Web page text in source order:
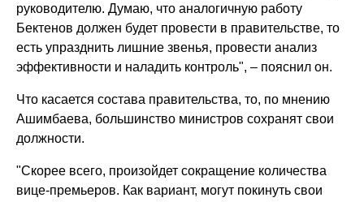
руководителю. Думаю, что аналогичную работу
Бектенов должен будет провести в правительстве, то
есть упразднить лишние звенья, провести анализ
эффективности и наладить контроль", – пояснил он.
Что касается состава правительства, то, по мнению
Ашимбаева, большинство министров сохранят свои
должности.
"Скорее всего, произойдет сокращение количества
вице-премьеров. Как вариант, могут покинуть свои